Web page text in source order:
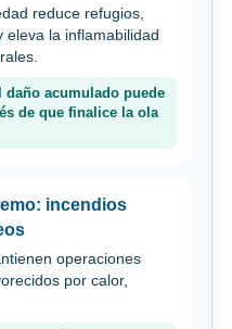
reduce refugios,
eleva la inflamabilidad
daño acumulado puede
de que finalice la ola
incendios
operaciones
por calor,